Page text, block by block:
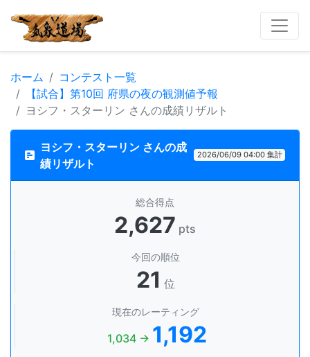
ホーム
コンテスト一覧
【試合】第10回 府県の夜の観測値予報
ヨシフ・スターリン さんの成績リザルト
ヨシフ・スターリン さんの成
績リザルト
2026/06/09 04:00 集計
総合得点
2,627 pts
今回の順位
21 位
現在のレーティング
1,034 → 1,192